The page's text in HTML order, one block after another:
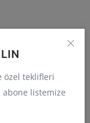
özel teklifleri
listemize
Gelişen Ya...